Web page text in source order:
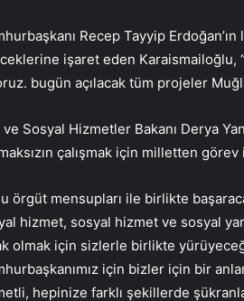
Recep Tayyip
işaret eden Karaismailoğlu,
bugün açılacak tüm projeler
Sosyal Hizmetler Bakanı Derya
çalışmak için milletten
örgüt mensupları ile birlikte
hizmet, sosyal hizmet ve sosyal
olmak için sizlerle birlikte
için bizler için bir
hepinize farklı şekillerde